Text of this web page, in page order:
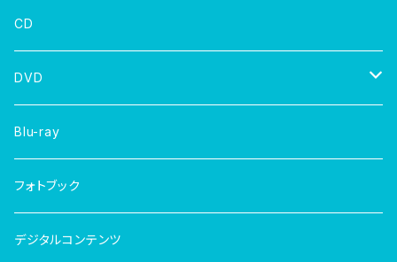
CD
DVD
写真集
Blu-ray
フォトブック
デジタルコンテンツ